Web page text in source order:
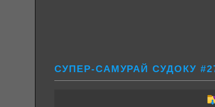
СУПЕР-САМУРАЙ СУДОКУ